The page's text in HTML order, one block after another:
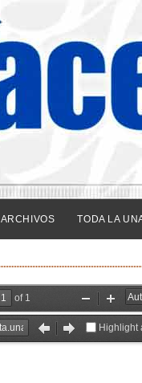
ARCHIVOS TODA LA